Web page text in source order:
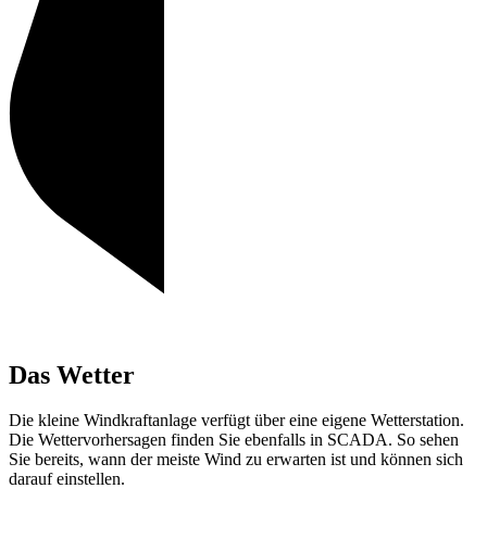
Das Wetter
Die kleine Windkraftanlage verfügt über eine eigene Wetterstation.
Die Wettervorhersagen finden Sie ebenfalls in SCADA. So sehen
Sie bereits, wann der meiste Wind zu erwarten ist und können sich
darauf einstellen.